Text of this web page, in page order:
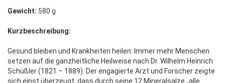
Gewicht: 580 g
Kurzbeschreibung:
Gesund bleiben und Krankheiten heilen: Immer mehr Menschen
setzen auf die ganzheitliche Heilweise nach Dr. Wilhelm Heinrich
Schüßler (1821 – 1889). Der engagierte Arzt und Forscher zeigte
sich einst überzeugt, dass durch seine 12 Mineralsalze „alle